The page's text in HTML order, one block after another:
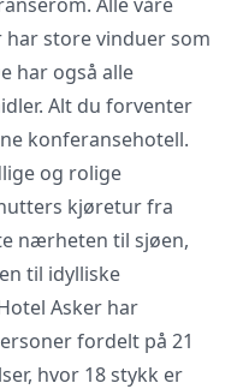
store vinduer som
har også alle
Alt du forventer
konferansehotell.
og rolige
kjøretur fra
nærheten til sjøen,
til idylliske
Asker har
fordelt på 21
hvor 18 stykk er
tilbud, gir
priser og
ønsket sted,
og følger opp
er kostnadsfri
det er ingen